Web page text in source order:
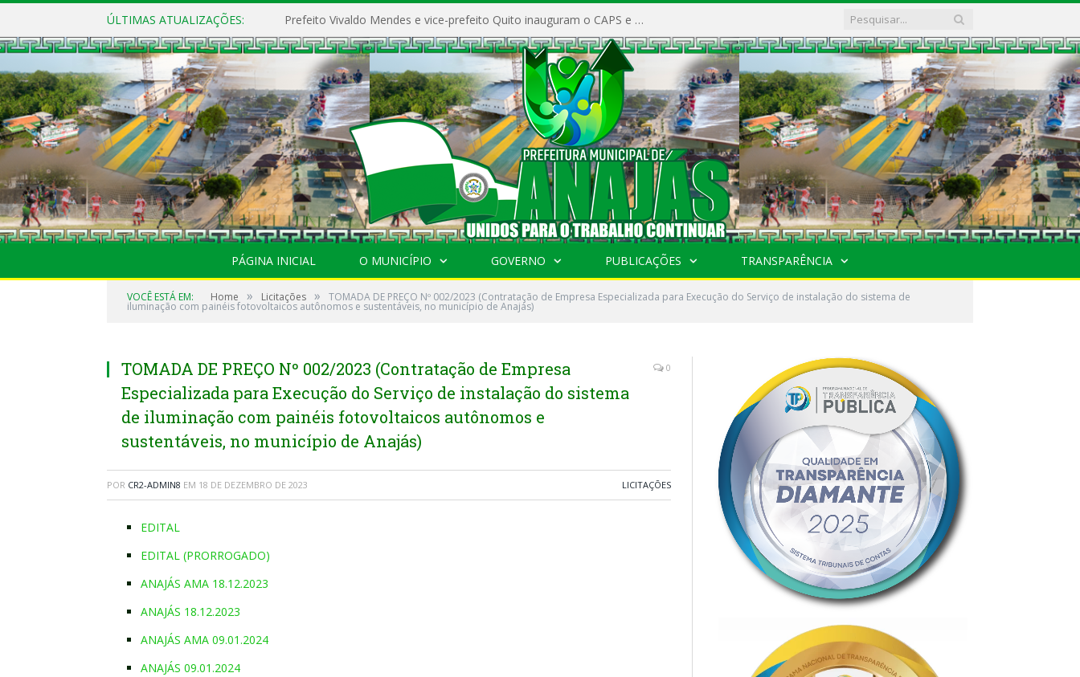
ÚLTIMAS ATUALIZAÇÕES: Prefeito Vivaldo Mendes e vice-prefeito Quito inauguram o CAPS e fortalecem a saúde pública em Anajás.
PÁGINA INICIAL O MUNICÍPIO GOVERNO PUBLICAÇÕES TRANSPARÊNCIA
VOCÊ ESTÁ EM: Home » Licitações » TOMADA DE PREÇO Nº 002/2023 (Contratação de Empresa Especializada para Execução do Serviço de instalação do sistema de
iluminação com painéis fotovoltaicos autônomos e sustentáveis, no município de Anajás)
TOMADA DE PREÇO Nº 002/2023 (Contratação de Empresa
Especializada para Execução do Serviço de instalação do sistema
de iluminação com painéis fotovoltaicos autônomos e
sustentáveis, no município de Anajás)
0
POR CR2-ADMIN8 EM 18 DE DEZEMBRO DE 2023 LICITAÇÕES
EDITAL
EDITAL (PRORROGADO)
ANAJÁS AMA 18.12.2023
ANAJÁS 18.12.2023
ANAJÁS AMA 09.01.2024
ANAJÁS 09.01.2024